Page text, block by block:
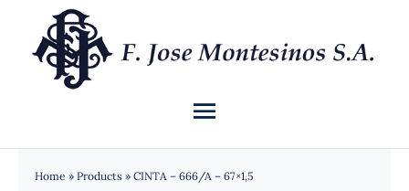
contenido
Toggle
Navigation
INICIO
Home » Products » CINTA – 666/A – 67×1,5